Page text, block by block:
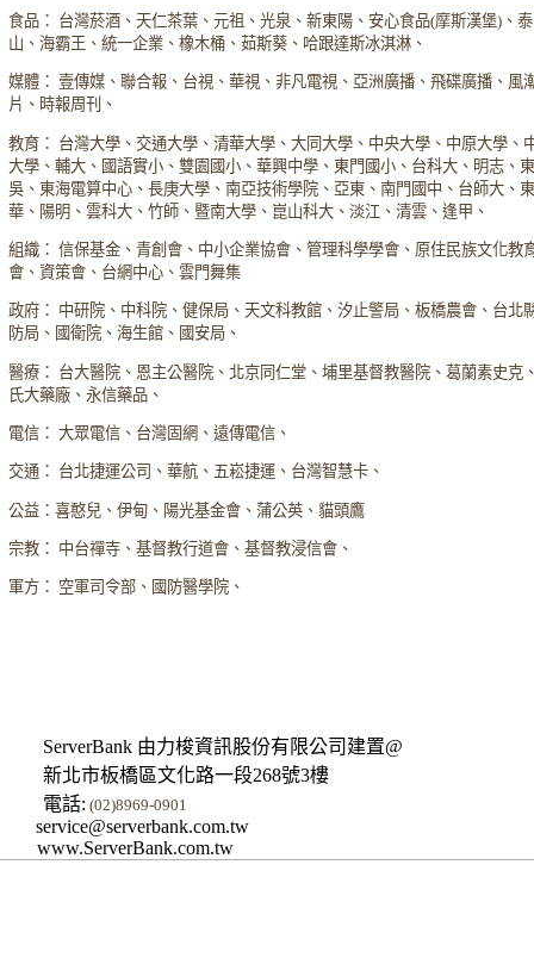
食品： 台灣菸酒、天仁茶葉、元祖、光泉、新東陽、安心食品(摩斯漢堡)、泰
山、海霸王、統一企業、橡木桶、茹斯葵、哈跟達斯冰淇淋、
媒體： 壹傳媒、聯合報、台視、華視、非凡電視、亞洲廣播、飛碟廣播、風
片、時報周刊、
教育： 台灣大學、交通大學、清華大學、大同大學、中央大學、中原大學、
大學、輔大、國語實小、雙園國小、華興中學、東門國小、台科大、明志、
吳、東海電算中心、長庚大學、南亞技術學院、亞東、南門國中、台師大、
華、陽明、雲科大、竹師、暨南大學、崑山科大、淡江、清雲、逢甲、
組織： 信保基金、青創會、中小企業協會、管理科學學會、原住民族文化教
會、資策會、台網中心、雲門舞集
政府： 中研院、中科院、健保局、天文科教館、汐止警局、板橋農會、台北
防局、國衛院、海生館、國安局、
醫療： 台大醫院、恩主公醫院、北京同仁堂、埔里基督教醫院、葛蘭素史克
氏大藥廠、永信藥品、
電信： 大眾電信、台灣固網、遠傳電信、
交通： 台北捷運公司、華航、五崧捷運、台灣智慧卡、
公益：喜憨兒、伊甸、陽光基金會、蒲公英、貓頭鷹
宗教： 中台禪寺、基督教行道會、基督教浸信會、
軍方： 空軍司令部、國防醫學院、
ServerBank 由力梭資訊股份有限公司建置@
新北市板橋區文化路一段268號3樓
電話: (02)8969-0901
service@serverbank.com.tw
www.ServerBank.com.tw